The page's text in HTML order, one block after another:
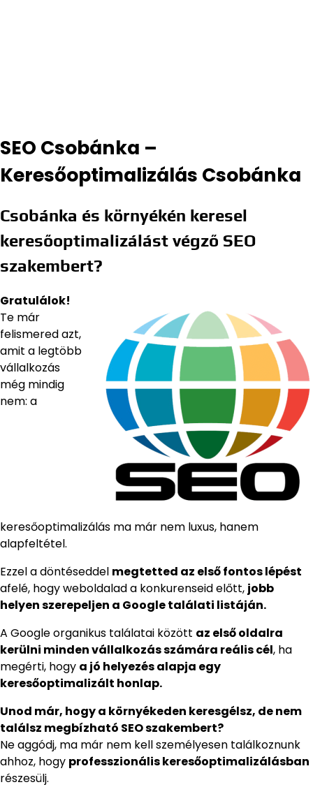
SEO Csobánka –
Keresőoptimalizálás Csobánka
Csobánka és környékén keresel
keresőoptimalizálást végző SEO
szakembert?
Gratulálok!
Te már
felismered azt,
amit a legtöbb
vállalkozás
még mindig
nem: a
keresőoptimalizálás ma már nem luxus, hanem
alapfeltétel.
Ezzel a döntéseddel megtetted az első fontos lépést
afelé, hogy weboldalad a konkurenseid előtt, jobb
helyen szerepeljen a Google találati listáján.
A Google organikus találatai között az első oldalra
kerülni minden vállalkozás számára reális cél, ha
megérti, hogy a jó helyezés alapja egy
keresőoptimalizált honlap.
Unod már, hogy a környékeden keresgélsz, de nem
találsz megbízható SEO szakembert?
Ne aggódj, ma már nem kell személyesen találkoznunk
ahhoz, hogy professzionális keresőoptimalizálásban
részesülj.